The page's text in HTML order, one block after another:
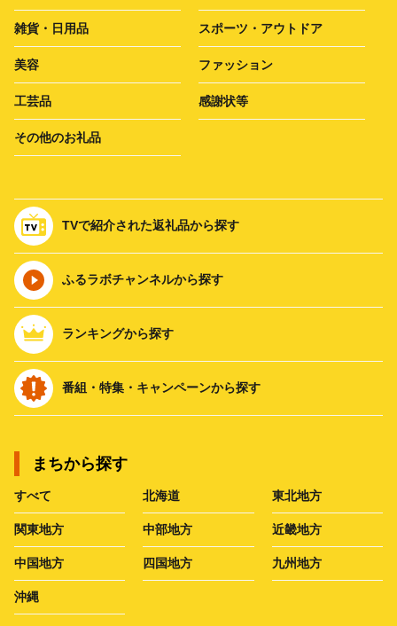
雑貨・日用品 スポーツ・アウトドア
美容 ファッション
工芸品 感謝状等
その他のお礼品
TVで紹介された返礼品から探す
ふるラボチャンネルから探す
ランキングから探す
番組・特集・キャンペーンから探す
まちから探す
すべて 北海道 東北地方
関東地方 中部地方 近畿地方
中国地方 四国地方 九州地方
沖縄